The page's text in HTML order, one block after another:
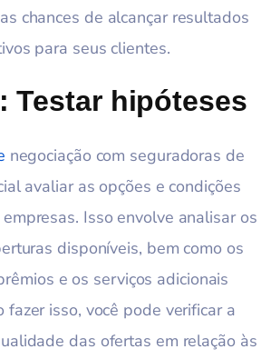
chances de alcançar resultados
para seus clientes.
Testar hipóteses
negociação com seguradoras de
avaliar as opções e condições
Isso envolve analisar os
disponíveis, bem como os
e os serviços adicionais
fazer isso, você pode verificar a
das ofertas em relação às